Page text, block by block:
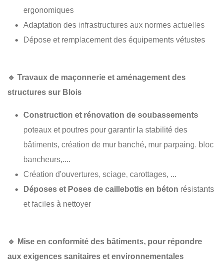
ergonomiques
Adaptation des infrastructures aux normes actuelles
Dépose et remplacement des équipements vétustes
🔹 Travaux de maçonnerie et aménagement des
structures sur Blois
Construction et rénovation de soubassements
poteaux et poutres pour garantir la stabilité des
bâtiments, création de mur banché, mur parpaing, bloc
bancheurs,....
Création d'ouvertures, sciage, carottages, ...
Déposes et Poses de caillebotis en béton résistants
et faciles à nettoyer
🔹 Mise en conformité des bâtiments, pour répondre
aux exigences sanitaires et environnementales